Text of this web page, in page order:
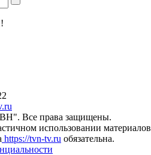
Все права защищены.
использовании материалов
https://tvn-tv.ru обязательна.